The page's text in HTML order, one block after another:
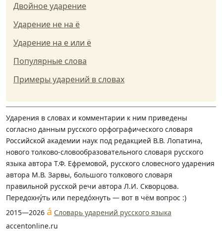
Двойное ударение
Ударение не на ё
Ударение на е или ё
Популярные слова
Примеры ударений в словах
Ударения в словах и комментарии к ним приведены
согласно данным русского орфографического словаря
Российской академии наук под редакцией В.В. Лопатина,
нового толково-словообразовательного словаря русского
языка автора Т.Ф. Ефремовой, русского словесного ударения
автора М.В. Зарвы, большого толкового словаря
правильной русской речи автора Л.И. Скворцова.
Передохну́ть или передо́хнуть — вот в чём вопрос :)
2015—2026 á Словарь ударений русского языка
accentonline.ru